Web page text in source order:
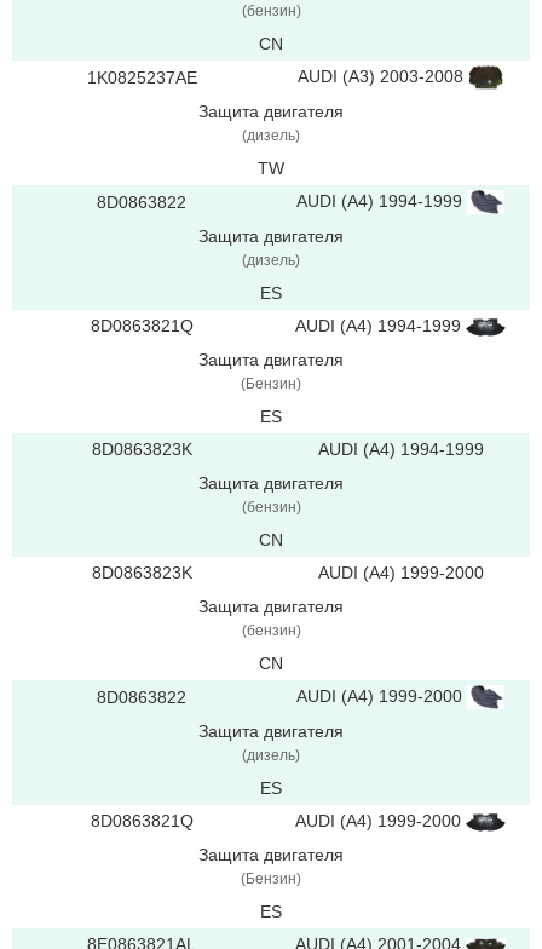
(бензин)
CN
1K0825237AE
AUDI (A3) 2003-2008
Защита двигателя
(дизель)
TW
8D0863822
AUDI (A4) 1994-1999
Защита двигателя
(дизель)
ES
8D0863821Q
AUDI (A4) 1994-1999
Защита двигателя
(Бензин)
ES
8D0863823K
AUDI (A4) 1994-1999
Защита двигателя
(бензин)
CN
8D0863823K
AUDI (A4) 1999-2000
Защита двигателя
(бензин)
CN
8D0863822
AUDI (A4) 1999-2000
Защита двигателя
(дизель)
ES
8D0863821Q
AUDI (A4) 1999-2000
Защита двигателя
(Бензин)
ES
8E0863821AL
AUDI (A4) 2001-2004